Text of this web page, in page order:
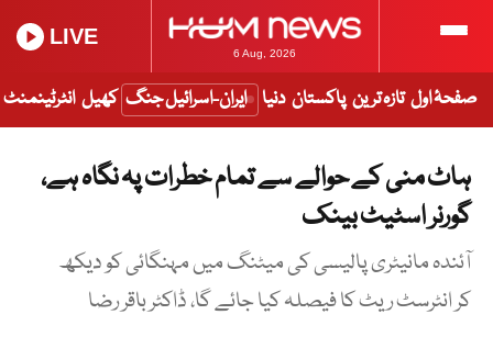
6 Aug, 2026
LIVE
صفحۂ اول تازہ ترین پاکستان دنیا ایران-اسرائیل جنگ کھیل انٹرٹینمنٹ
ہاٹ منی کے حوالے سے تمام خطرات پہ نگاہ ہے،
گورنر اسٹیٹ بینک
آئندہ مانیٹری پالیسی کی میٹنگ میں مہنگائی کو دیکھ
کر انٹرسٹ ریٹ کا فیصلہ کیا جائے گا، ڈاکٹر باقر رضا